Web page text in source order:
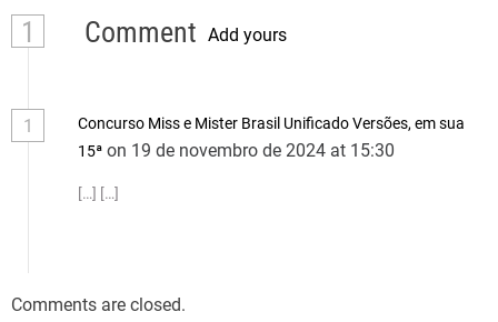
1 Comment Add yours
1
Concurso Miss e Mister Brasil Unificado Versões, em sua
15ª on 19 de novembro de 2024 at 15:30
[…] […]
Comments are closed.